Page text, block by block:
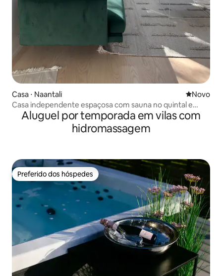
Casa ⋅ Naantali Novo
Novo
Casa independente espaçosa com sauna no quintal e
banheira de hidromassagem.
Aluguel por temporada em vilas com
hidromassagem
Preferido dos hóspedes
Preferido dos hóspedes